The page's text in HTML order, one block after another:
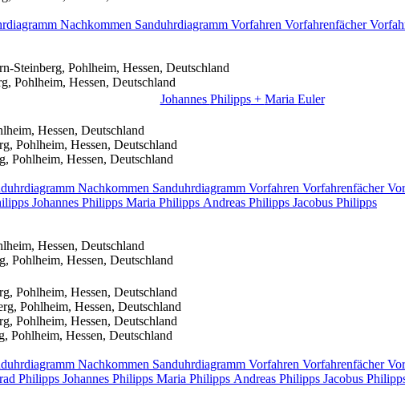
Nachkommen Sanduhrdiagramm Vorfahren Vorfahrenfächer
Steinberg, Pohlheim, Hessen, Deutschland
Pohlheim, Hessen, Deutschland
Johannes Philipps+ Maria Euler
Hessen, Deutschland
Pohlheim, Hessen, Deutschland
Pohlheim, Hessen, Deutschland
Nachkommen Sanduhrdiagramm Vorfahren Vorfahrenfächer
Johannes Philipps Maria Philipps Andreas Philipps Jacobus Philipps
Hessen, Deutschland
Pohlheim, Hessen, Deutschland
Pohlheim, Hessen, Deutschland
Pohlheim, Hessen, Deutschland
Pohlheim, Hessen, Deutschland
Pohlheim, Hessen, Deutschland
Nachkommen Sanduhrdiagramm Vorfahren Vorfahrenfächer
Philipps Johannes Philipps Maria Philipps Andreas Philipps Jacobus